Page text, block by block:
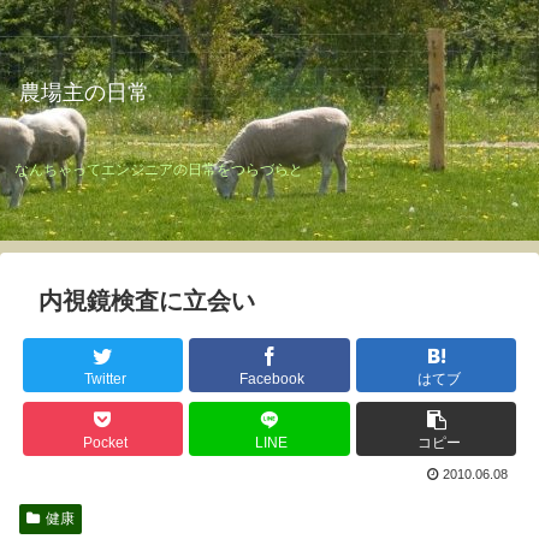
農場主の日常
なんちゃってエンジニアの日常をつらづらと
内視鏡検査に立会い
Twitter Facebook はてブ
Pocket LINE コピー
2010.06.08
健康